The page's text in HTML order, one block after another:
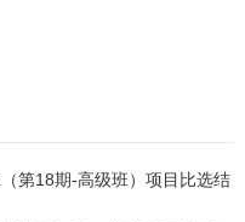
第18期-高级班）项目比选结